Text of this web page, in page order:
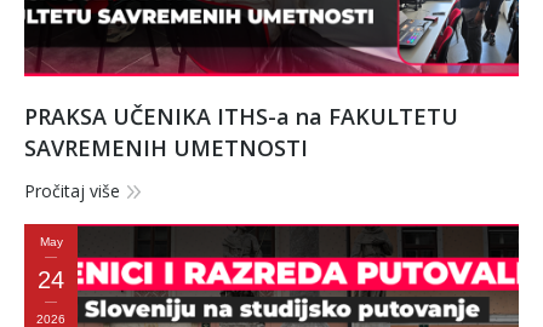
PRAKSA UČENIKA ITHS-a na FAKULTETU
SAVREMENIH UMETNOSTI
Pročitaj više
May
24
2026